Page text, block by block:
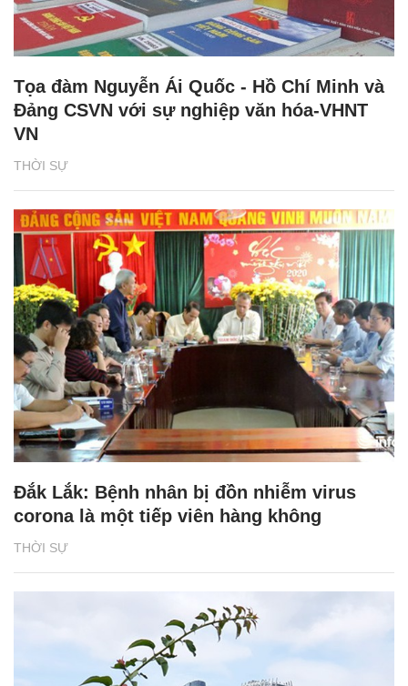
THỜI SỰ
Tọa đàm Nguyễn Ái Quốc - Hồ Chí Minh và
Đảng CSVN với sự nghiệp văn hóa-VHNT
VN
THỜI SỰ
Đắk Lắk: Bệnh nhân bị đồn nhiễm virus
corona là một tiếp viên hàng không